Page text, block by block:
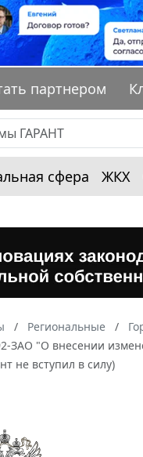
партнером
сфера ЖКХ
Региональные
ЗАО "О внесении
не вступил в силу)